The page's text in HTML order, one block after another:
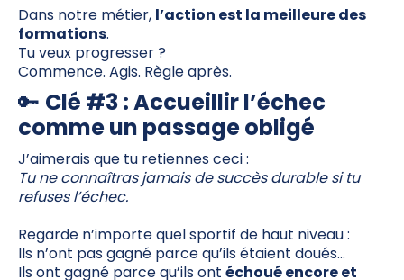
Dans notre métier, l’action est la meilleure des
formations.
Tu veux progresser ?
Commence. Agis. Règle après.
🔑 Clé #3 : Accueillir l’échec
comme un passage obligé
J’aimerais que tu retiennes ceci :
Tu ne connaîtras jamais de succès durable si tu
refuses l’échec.
Regarde n’importe quel sportif de haut niveau :
Ils n’ont pas gagné parce qu’ils étaient doués…
Ils ont gagné parce qu’ils ont échoué encore et